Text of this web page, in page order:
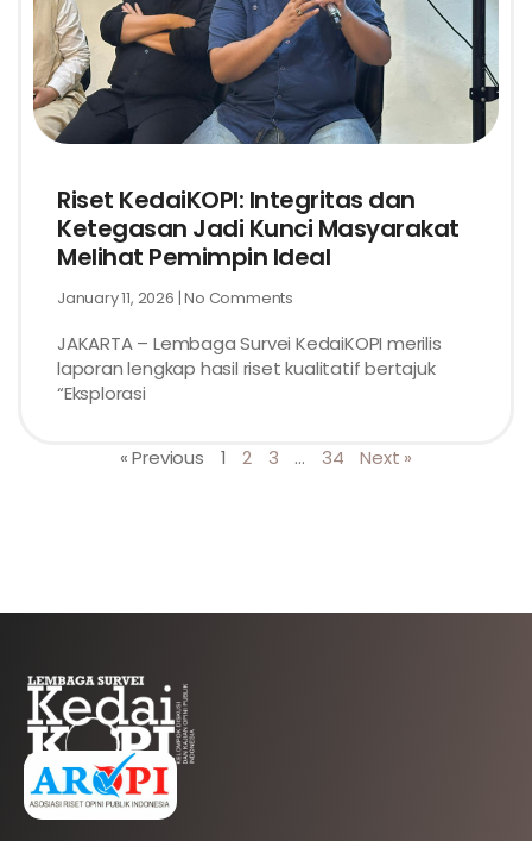
Riset KedaiKOPI: Integritas dan
Ketegasan Jadi Kunci Masyarakat
Melihat Pemimpin Ideal
January 11, 2026 No Comments
JAKARTA – Lembaga Survei KedaiKOPI merilis
laporan lengkap hasil riset kualitatif bertajuk
“Eksplorasi
« Previous 1 2 3 … 34 Next »
AFILIASI